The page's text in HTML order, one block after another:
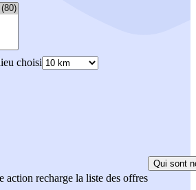
choisi
action recharge la liste des offres
Qui sont